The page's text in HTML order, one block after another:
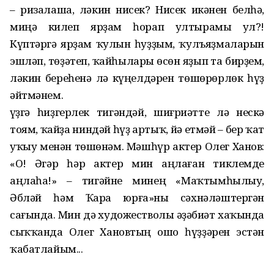
– ризалаша, ләкин нисек? Нисек икәнен белһә,
миңә килеп ярҙам һорап ултырамы ул?!
Күптәргә ярҙам ҡулын һуҙҙым, ҡулъяҙмаларын
эшләп, төҙәтеп, ҡайһылары өсөн яҙып та бирҙем,
ләкин береһенә лә күңелдәрен төшөрөрлөк һүҙ
әйтмәнем.
Һүҙгә һиҙгерлек тигәндәй, шиғриәтте лә нескә
тоям, ҡайҙа ниндәй һүҙ артыҡ, йә етмәй – бер ҡат
уҡыу менән төшөнәм. Мәшһүр актер Олег Ханов:
«О! Әгәр һәр актер мин аңлаған тиклемде
аңлаһа!» – тигәйне минең «Маҡтымһылыу,
Әбләй һәм Ҡара юрға»ны сәхнәләштергән
сағында. Мин дә художестволы әҙәбиәт хаҡында
сыҡҡанда Олег Хановтың ошо һүҙҙәрен эстән
ҡабатлайым...